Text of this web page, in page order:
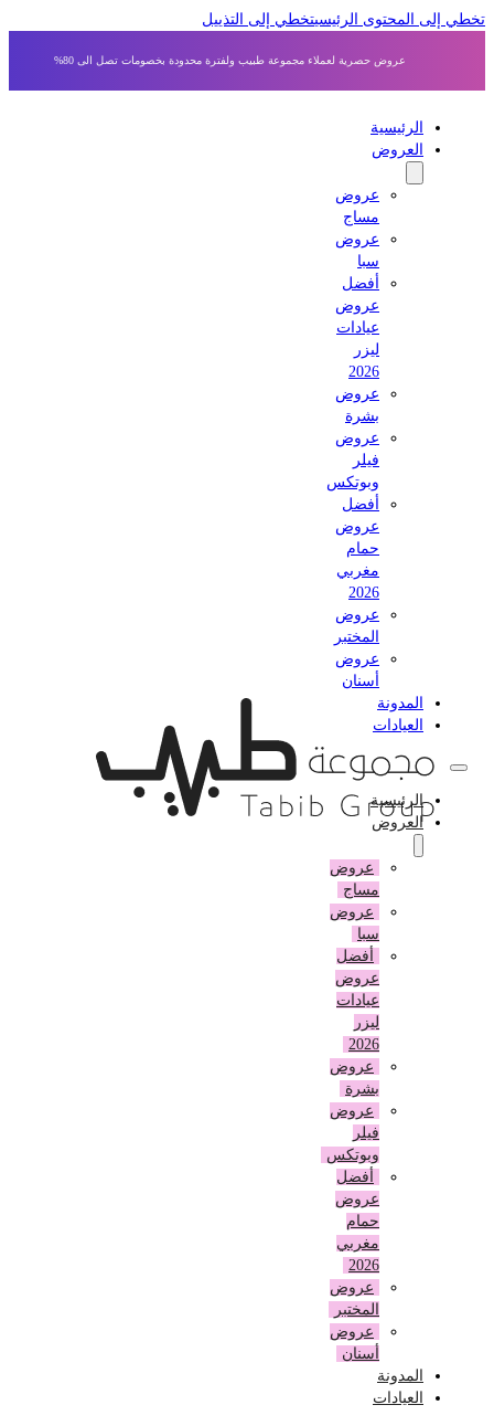
إلى المحتوى الرئيسي تخطي إلى التذييل
عروض حصرية لعملاء مجموعة طبيب ولفترة محدودة بخصومات تصل الى 80%
الرئيسية
العروض
عروض
مساج
عروض
أفضل
عروض
عيادات
عروض
بشرة
عروض
وبوتكس
أفضل
عروض
حمام
مغربي
عروض
المختبر
عروض
أسنان
المدونة
العيادات
الرئيسية
العروض
عروض
مساج
عروض
أفضل
عروض
عيادات
عروض
بشرة
عروض
وبوتكس
أفضل
عروض
حمام
مغربي
عروض
المختبر
عروض
أسنان
المدونة
العيادات